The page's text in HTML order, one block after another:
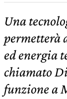
Una
permetterà
ed energia
chiamato
funzione a